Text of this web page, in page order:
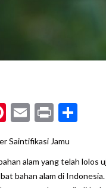
Pinterest
Email
Print
Saintifikasi Jamu
alam yang telah lolos
bahan alam di